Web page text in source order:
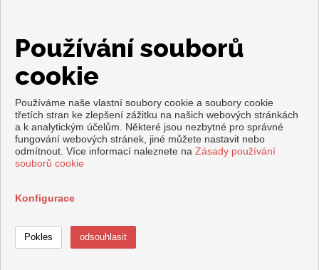
Spojit se
Copyright © 2026. Všechna práva vyhrazena.
Právní upozornění
Používání souborů
cookie
Používáme naše vlastní soubory cookie a soubory cookie
třetích stran ke zlepšení zážitku na našich webových stránkách
a k analytickým účelům. Některé jsou nezbytné pro správné
fungování webových stránek, jiné můžete nastavit nebo
odmítnout. Více informací naleznete na Zásady používání
souborů cookie
Konfigurace